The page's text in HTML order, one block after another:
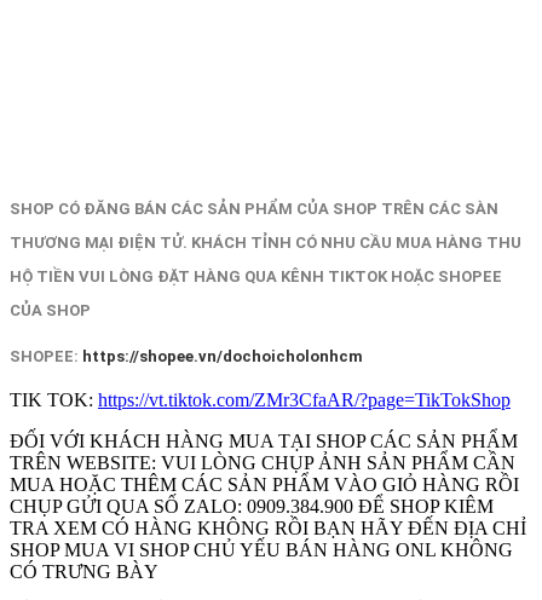
SHOP CÓ ĐĂNG BÁN CÁC SẢN PHẨM CỦA SHOP TRÊN CÁC SÀN
THƯƠNG MẠI ĐIỆN TỬ. KHÁCH TỈNH CÓ NHU CẦU MUA HÀNG THU
HỘ TIỀN VUI LÒNG ĐẶT HÀNG QUA KÊNH TIKTOK HOẶC SHOPEE
CỦA SHOP
SHOPEE: https://shopee.vn/dochoicholonhcm
TIK TOK: https://vt.tiktok.com/ZMr3CfaAR/?page=TikTokShop
ĐỐI VỚI KHÁCH HÀNG MUA TẠI SHOP CÁC SẢN PHẨM
TRÊN WEBSITE: VUI LÒNG CHỤP ẢNH SẢN PHẨM CẦN
MUA HOẶC THÊM CÁC SẢN PHẨM VÀO GIỎ HÀNG RỒI
CHỤP GỬI QUA SỐ ZALO: 0909.384.900 ĐỂ SHOP KIÊM
TRA XEM CÓ HÀNG KHÔNG RỒI BẠN HÃY ĐẾN ĐỊA CHỈ
SHOP MUA VI SHOP CHỦ YẾU BÁN HÀNG ONL KHÔNG
CÓ TRƯNG BÀY